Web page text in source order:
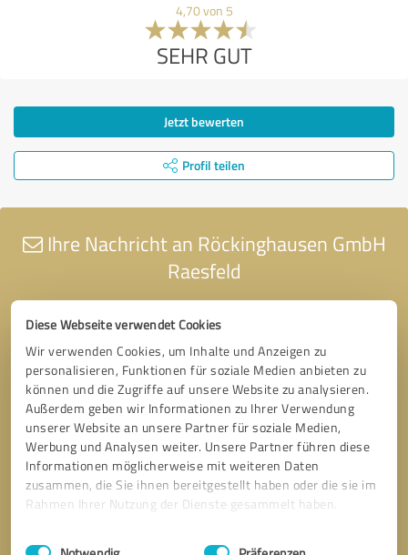
Diese Webseite verwendet Cookies
Wir verwenden Cookies, um Inhalte und Anzeigen zu
personalisieren, Funktionen für soziale Medien anbieten zu
können und die Zugriffe auf unsere Website zu analysieren.
Außerdem geben wir Informationen zu Ihrer Verwendung
unserer Website an unsere Partner für soziale Medien,
Werbung und Analysen weiter. Unsere Partner führen diese
Informationen möglicherweise mit weiteren Daten
zusammen, die Sie ihnen bereitgestellt haben oder die sie im
Rahmen Ihrer Nutzung der Dienste gesammelt haben.
Impressum Datenschutzbestimmungen
Einwilligungsauswahl
4,70 von 5
SEHR GUT
Jetzt bewerten
Profil teilen
Ihre Nachricht an Röckinghausen GmbH
Raesfeld